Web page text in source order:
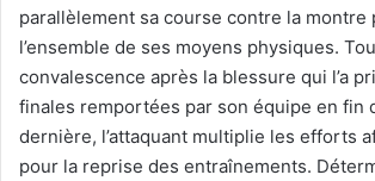
parallèlement sa course contre la
l’ensemble de ses moyens physiques.
convalescence après la blessure qui l’a
finales remportées par son équipe en fin
dernière, l’attaquant multiplie les efforts
pour la reprise des entraînements.